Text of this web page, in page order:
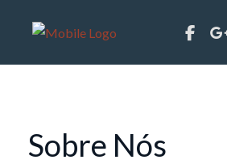
Sobre Nós